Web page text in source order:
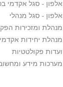
אלפון - סגל אקדמי
אלפון - סגל מנהלי
מנהלת ומזכירות
מנהלת יחידות
ועדות פקולטטיות
מערכות מידע